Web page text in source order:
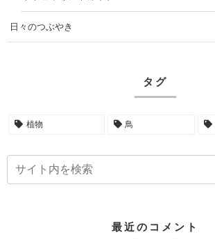
日々のつぶやき
タグ
植物 鳥
最近のコメント